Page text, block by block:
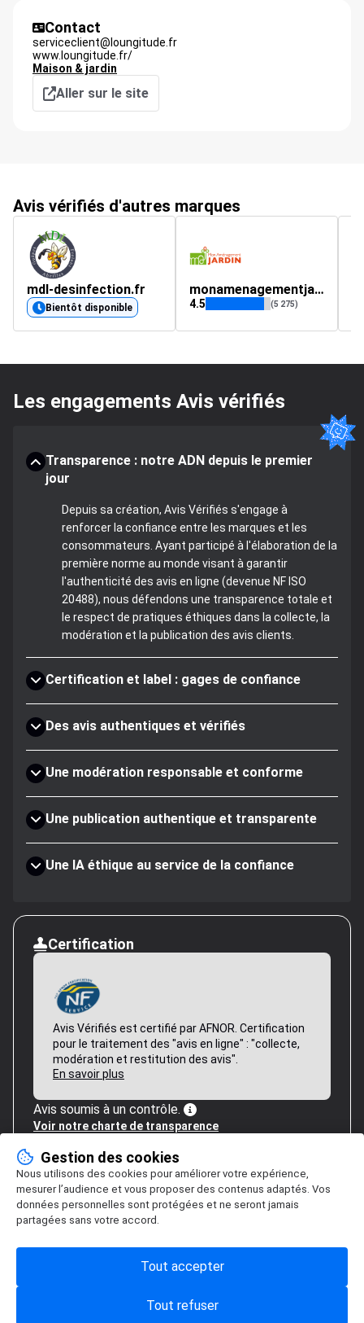
Contact
serviceclient@loungitude.fr
www.loungitude.fr/
Maison & jardin
Aller sur le site
Avis vérifiés d'autres marques
mdl-desinfection.fr
Bientôt disponible
monamenagementjardin.fr
4.5 (5 275)
Les engagements Avis vérifiés
Transparence : notre ADN depuis le premier
jour
Depuis sa création, Avis Vérifiés s'engage à
renforcer la confiance entre les marques et les
consommateurs. Ayant participé à l'élaboration de la
première norme au monde visant à garantir
l'authenticité des avis en ligne (devenue NF ISO
20488), nous défendons une transparence totale et
le respect de pratiques éthiques dans la collecte, la
modération et la publication des avis clients.
Certification et label : gages de confiance
Des avis authentiques et vérifiés
Une modération responsable et conforme
Une publication authentique et transparente
Une IA éthique au service de la confiance
Certification
Avis Vérifiés est certifié par AFNOR. Certification
pour le traitement des "avis en ligne" : "collecte,
modération et restitution des avis".
En savoir plus
Avis soumis à un contrôle.
Voir notre charte de transparence
Gestion des cookies
Nous utilisons des cookies pour améliorer votre expérience,
mesurer l’audience et vous proposer des contenus adaptés. Vos
données personnelles sont protégées et ne seront jamais
partagées sans votre accord.
Tout refuser
Tout accepter